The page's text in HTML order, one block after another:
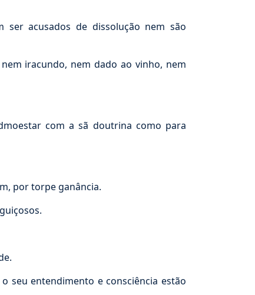
acusados de dissolução nem são
iracundo, nem dado ao vinho, nem
com a sã doutrina como para
por torpe ganância.
seu entendimento e consciência estão